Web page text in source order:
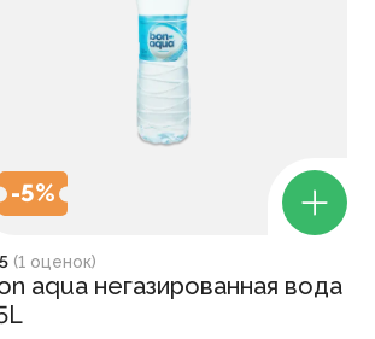
-5%
5 (1 оценок)
aqua негазированная вода